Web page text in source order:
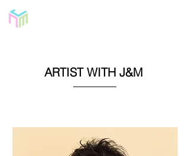
ARTIST WITH J&M